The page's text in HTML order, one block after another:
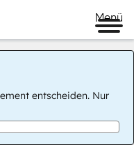
Menü
entscheiden. Nur